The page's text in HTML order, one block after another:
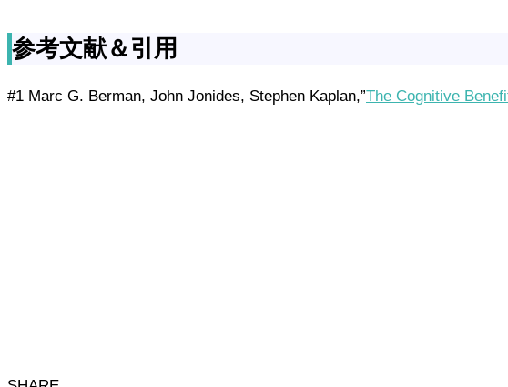
参考文献＆引用
#1 Marc G. Berman, John Jonides, Stephen Kaplan,”The Cognitive